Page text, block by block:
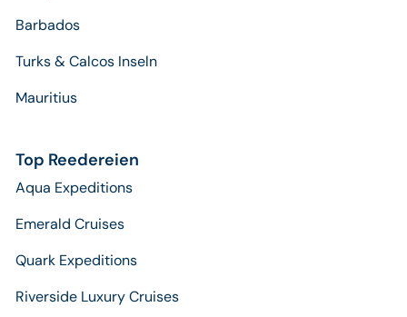
Barbados
Turks & Calcos Inseln
Mauritius
Top Reedereien
Aqua Expeditions
Emerald Cruises
Quark Expeditions
Riverside Luxury Cruises